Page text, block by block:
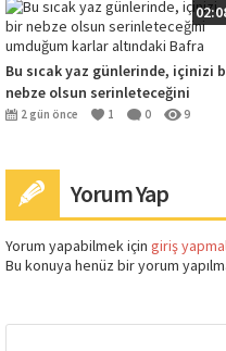
Bu sıcak yaz günlerinde, içinizi
nebze olsun serinleteceğini
umduğum karlar altındaki Bafra
2 gün önce 1 0 9
Yorum Yap
Yorum yapabilmek için giriş
Bu konuya henüz bir yorum